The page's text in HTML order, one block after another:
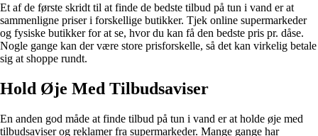
Et af de første skridt til at finde de bedste tilbud på tun i vand er at
sammenligne priser i forskellige butikker. Tjek online supermarkeder
og fysiske butikker for at se, hvor du kan få den bedste pris pr. dåse.
Nogle gange kan der være store prisforskelle, så det kan virkelig betale
sig at shoppe rundt.
Hold Øje Med Tilbudsaviser
En anden god måde at finde tilbud på tun i vand er at holde øje med
tilbudsaviser og reklamer fra supermarkeder. Mange gange har